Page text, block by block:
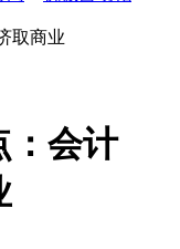
取商业
：会计